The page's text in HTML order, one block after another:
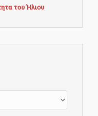
του Ήλιου